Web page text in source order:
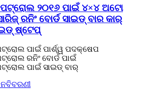
୨୦୧୬ ପାଇଁ ୪×୪ ଅଟୋ
ରନିଂ ବୋର୍ଡ ସାଇଡ୍ ବାର କାର୍
ଷ୍ଟେପ୍
ପାଇଁ ପାର୍ଶ୍ୱ ପଦକ୍ଷେପ
ରନିଂ ବୋର୍ଡ ପାଇଁ
ପାଇଁ ସାଇଡ୍ ବାର୍
ବିବରଣୀ